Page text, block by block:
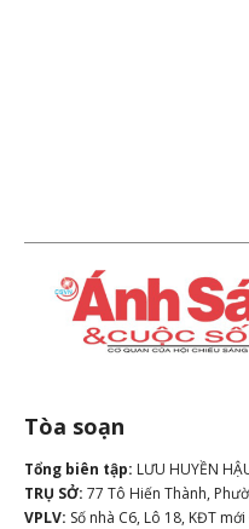
Tòa soạn
Tổng biên tập: LƯU HUYỀN
TRỤ SỞ: 77 Tô Hiến Thành,
VPLV: Số nhà C6, Lô 18, KĐT